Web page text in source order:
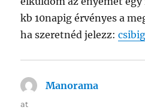
kb 10napig érvényes a
ha szeretnéd jelezz:
Manorama
at